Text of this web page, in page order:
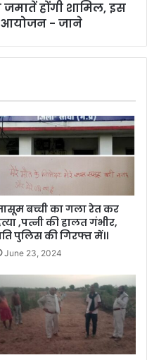
होंगी शामिल, इस
आयोजन - जाने
बच्ची का गला रेत कर
,पत्नी की हालत गंभीर,
पुलिस की गिरफ्त में।।
June 23, 2024